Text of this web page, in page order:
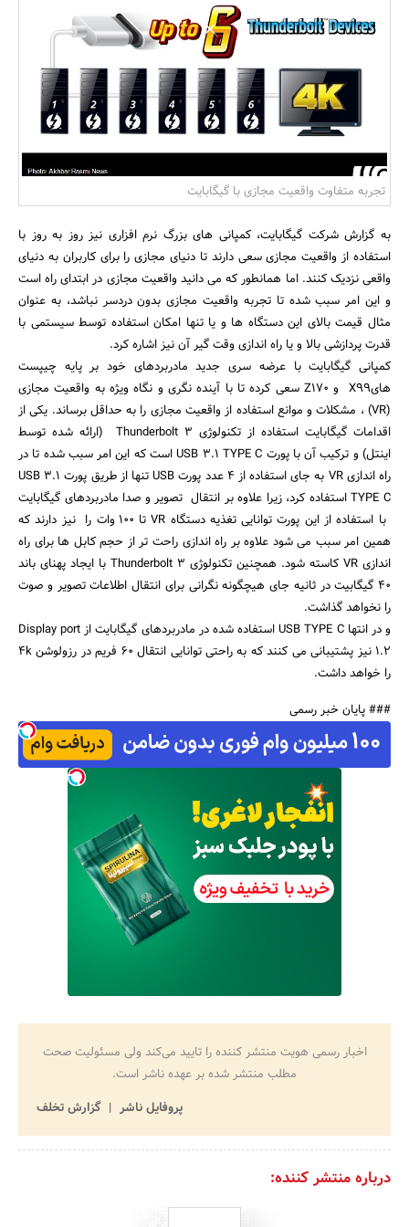
بانک، بیمه و سرمایه
مسکن و ساختمان
جستجو
تجربه متفاوت واقعیت مجازی با گیگابایت
به گزارش شرکت گیگابایت، کمپانی های بزرگ نرم افزاری نیز روز به روز با
استفاده از واقعیت مجازی سعی دارند تا دنیای مجازی را برای کاربران به دنیای
واقعی نزدیک کنند. اما همانطور که می دانید واقعیت مجازی در ابتدای راه است
و این امر سبب شده تا تجربه واقعیت مجازی بدون دردسر نباشد، به عنوان
مثال قیمت بالای این دستگاه ها و یا تنها امکان استفاده توسط سیستمی با
قدرت پردازشی بالا و یا راه اندازی وقت گیر آن نیز اشاره کرد.
کمپانی گیگابایت با عرضه سری جدید مادربردهای خود بر پایه چیپست
هایX99 و Z170 سعی کرده تا با آینده نگری و نگاه ویژه به واقعیت مجازی
(VR) ، مشکلات و موانع استفاده از واقعیت مجازی را به حداقل برساند. یکی از
اقدامات گیگابایت استفاده از تکنولوژی Thunderbolt 3 (ارائه شده توسط
اینتل) و ترکیب آن با پورت USB 3.1 TYPE C است که این امر سبب شده تا در
راه اندازی VR به جای استفاده از 4 عدد پورت USB تنها از طریق پورت USB 3.1
TYPE C استفاده کرد، زیرا علاوه بر انتقال تصویر و صدا مادربردهای گیگابایت
با استفاده از این پورت توانایی تغذیه دستگاه VR تا 100 وات را نیز دارند که
همین امر سبب می شود علاوه بر راه اندازی راحت تر از حجم کابل ها برای راه
اندازی VR کاسته شود. همچنین تکنولوژی Thunderbolt 3 با ایجاد پهنای باند
40 گیگابیت در ثانیه جای هیچگونه نگرانی برای انتقال اطلاعات تصویر و صوت
را نخواهد گذاشت.
و در انتها USB TYPE C استفاده شده در مادربردهای گیگابایت از Display port
1.2 نیز پشتیبانی می کنند که به راحتی توانایی انتقال 60 فریم در رزولوشن 4k
را خواهد داشت.
### پایان خبر رسمی
اخبار رسمی هویت منتشر کننده را تایید می‌کند ولی مسئولیت صحت
مطلب منتشر شده بر عهده ناشر است.
پروفایل ناشر
گزارش تخلف
درباره منتشر کننده: